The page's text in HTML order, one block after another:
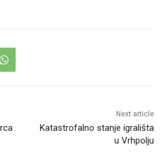
Next article
Katastrofalno stanje igrališta
u Vrhpolju